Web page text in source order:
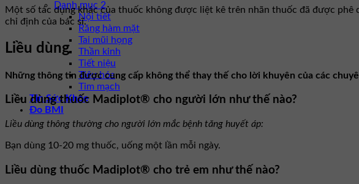
Danh mục 2
Nội tiết
Răng hàm mặt
Tai mũi họng
Thần kinh
Tiết niệu
Tiêu hóa
Tim mạch
Tin Sức Khỏe
Đo BMI
Một số tác dụng khác của thuốc không được liệt kê trên nhãn thuốc đã được
chỉ định của bác sĩ.
Liều dùng
Những thông tin được cung cấp không thể thay thế cho lời khuyên của các
Liều dùng thuốc Madiplot® cho người lớn như thế nào?
Liều dùng thông thường cho người lớn mắc bệnh tăng huyết áp:
Bạn dùng 10-20 mg thuốc, uống một lần mỗi ngày.
Liều dùng thuốc Madiplot® cho trẻ em như thế nào?